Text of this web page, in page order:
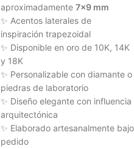
aproximadamente 7x9 mm
✨ Acentos laterales de
inspiración trapezoidal
✨ Disponible en oro de 10K, 14K
y 18K
✨ Personalizable con diamante o
piedras de laboratorio
✨ Diseño elegante con influencia
arquitectónica
✨ Elaborado artesanalmente bajo
pedido